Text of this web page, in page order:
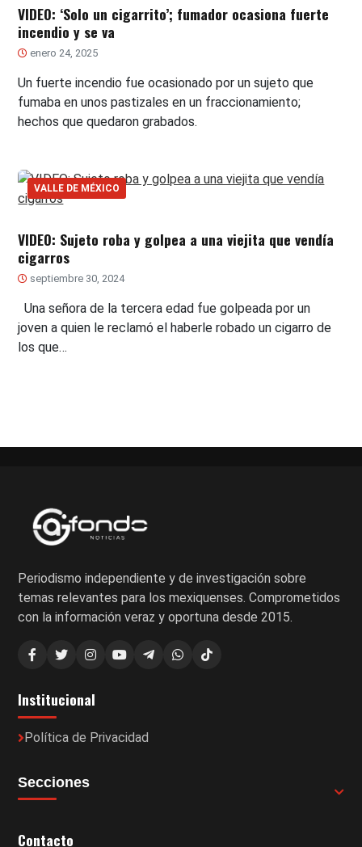
VIDEO: ‘Solo un cigarrito’; fumador ocasiona fuerte
incendio y se va
enero 24, 2025
Un fuerte incendio fue ocasionado por un sujeto que
fumaba en unos pastizales en un fraccionamiento;
hechos que quedaron grabados.
VALLE DE MÉXICO
VIDEO: Sujeto roba y golpea a una viejita que vendía
cigarros
septiembre 30, 2024
Una señora de la tercera edad fue golpeada por un
joven a quien le reclamó el haberle robado un cigarro de
los que…
Periodismo independiente y de investigación sobre
temas relevantes para los mexiquenses. Comprometidos
con la información veraz y oportuna desde 2015.
Institucional
Política de Privacidad
Secciones
Contacto